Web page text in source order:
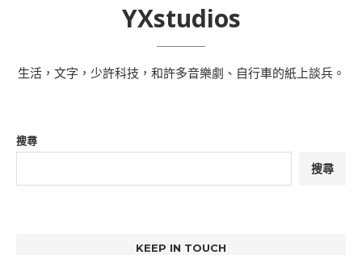
YXstudios
生活，文字，少許科技，和許多音樂劇、自行車的紙上談兵。
搜尋
搜尋
KEEP IN TOUCH